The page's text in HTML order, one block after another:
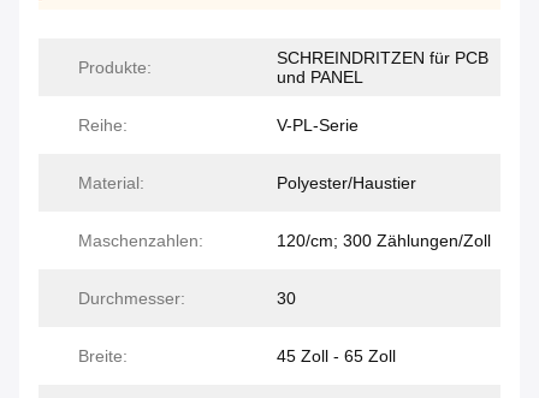
Produkte:
SCHREINDRITZEN für PCB
und PANEL
Reihe: V-PL-Serie
Material: Polyester/Haustier
Maschenzahlen: 120/cm; 300 Zählungen/Zoll
Durchmesser: 30
Breite: 45 Zoll - 65 Zoll